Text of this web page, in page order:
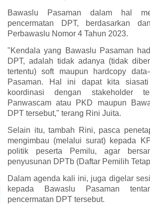
Bawaslu Pasaman dalam hal
pencermatan DPT, berdasarkan
Perbawaslu Nomor 4 Tahun 2023.
"Kendala yang Bawaslu Pasaman
DPT, adalah tidak adanya (tidak
tertentu) soft maupun hardcopy
Pasaman. Hal ini dapat kita siasati
koordinasi dengan stakeholder
Panwascam atau PKD maupun
DPT tersebut," terang Rini Juita.
Selain itu, tambah Rini, pasca
mengimbau (melalui surat) kepada
politik peserta Pemilu, agar
penyusunan DPTb (Daftar Pemilih
Dalam agenda kali ini, juga digelar
kepada Bawaslu Pasaman
pencermatan DPT tersebut.